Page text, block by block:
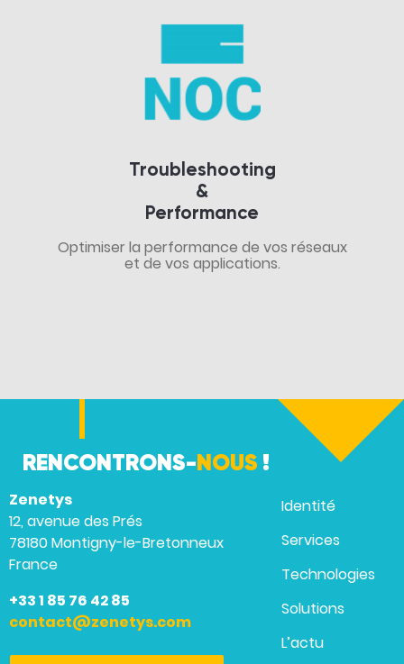
Troubleshooting
&
Performance
Optimiser la performance de vos réseaux
et de vos applications.
RENCONTRONS-NOUS !
Zenetys
12, avenue des Prés
78180 Montigny-le-Bretonneux
France
+33 1 85 76 42 85
contact@zenetys.com
Identité
Services
Technologies
Solutions
L’actu